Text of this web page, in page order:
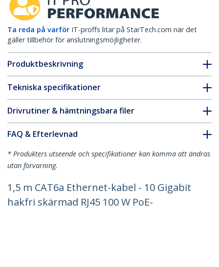
Ta reda på varför IT-proffs litar på StarTech.com när det
gäller tillbehör för anslutningsmöjligheter.
Produktbeskrivning
Tekniska specifikationer
Drivrutiner & hämtningsbara filer
FAQ & Efterlevnad
* Produkters utseende och specifikationer kan komma att ändras
utan förvarning.
1,5 m CAT6a Ethernet-kabel - 10 Gigabit
hakfri skärmad RJ45 100 W PoE-